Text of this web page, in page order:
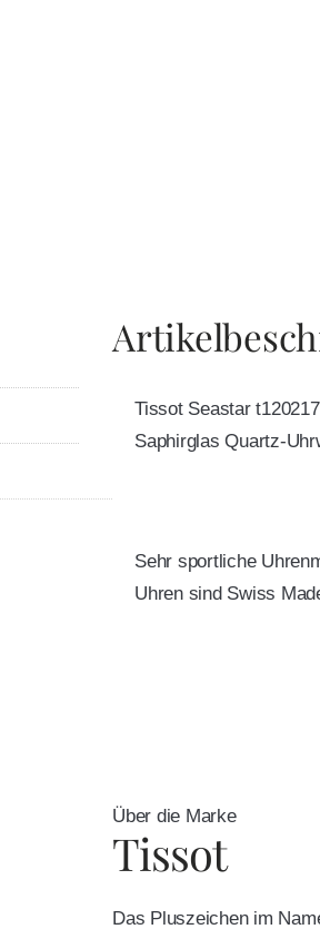
Tissot Seastar
Saphirglas Quartz-
Sehr sportliche
Uhren sind Swiss
Über die Marke
Tissot
Das Pluszeichen im